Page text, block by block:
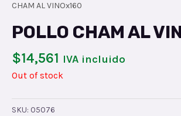
CHAM AL VINOx160
POLLO CHAM AL
$14,561 IVA incluido
Out of stock
SKU: 05076